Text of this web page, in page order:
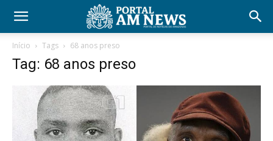
Início Tags 68 anos preso
Tag: 68 anos preso